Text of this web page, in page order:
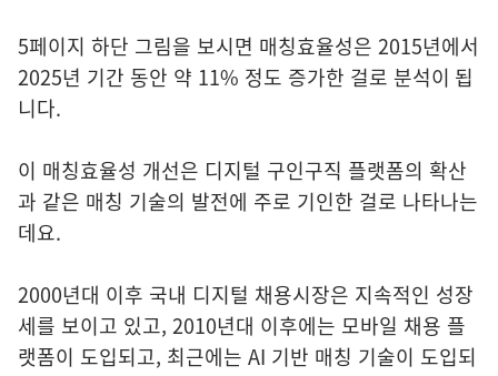
5페이지 하단 그림을 보시면 매칭효율성은 2015년에서
2025년 기간 동안 약 11% 정도 증가한 걸로 분석이 됩
니다.
이 매칭효율성 개선은 디지털 구인구직 플랫폼의 확산
과 같은 매칭 기술의 발전에 주로 기인한 걸로 나타나는
데요.
2000년대 이후 국내 디지털 채용시장은 지속적인 성장
세를 보이고 있고, 2010년대 이후에는 모바일 채용 플
랫폼이 도입되고, 최근에는 AI 기반 매칭 기술이 도입되